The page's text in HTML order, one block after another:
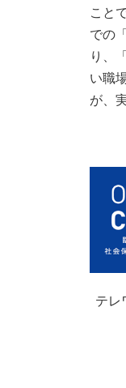
こと
での
り、
い職
が、
テレ